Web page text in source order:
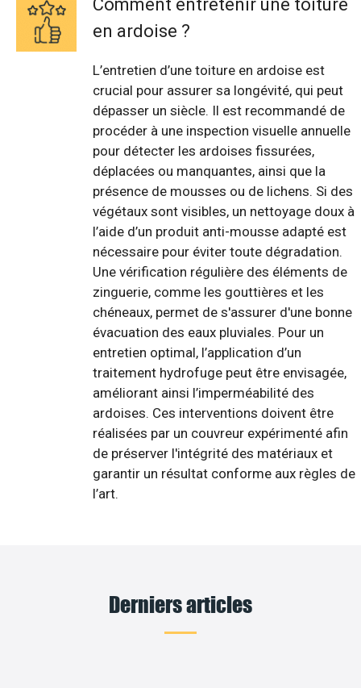
Comment entretenir une toiture
en ardoise ?
L’entretien d’une toiture en ardoise est
crucial pour assurer sa longévité, qui peut
dépasser un siècle. Il est recommandé de
procéder à une inspection visuelle annuelle
pour détecter les ardoises fissurées,
déplacées ou manquantes, ainsi que la
présence de mousses ou de lichens. Si des
végétaux sont visibles, un nettoyage doux à
l’aide d’un produit anti-mousse adapté est
nécessaire pour éviter toute dégradation.
Une vérification régulière des éléments de
zinguerie, comme les gouttières et les
chéneaux, permet de s'assurer d'une bonne
évacuation des eaux pluviales. Pour un
entretien optimal, l’application d’un
traitement hydrofuge peut être envisagée,
améliorant ainsi l’imperméabilité des
ardoises. Ces interventions doivent être
réalisées par un couvreur expérimenté afin
de préserver l'intégrité des matériaux et
garantir un résultat conforme aux règles de
l’art.
Derniers articles